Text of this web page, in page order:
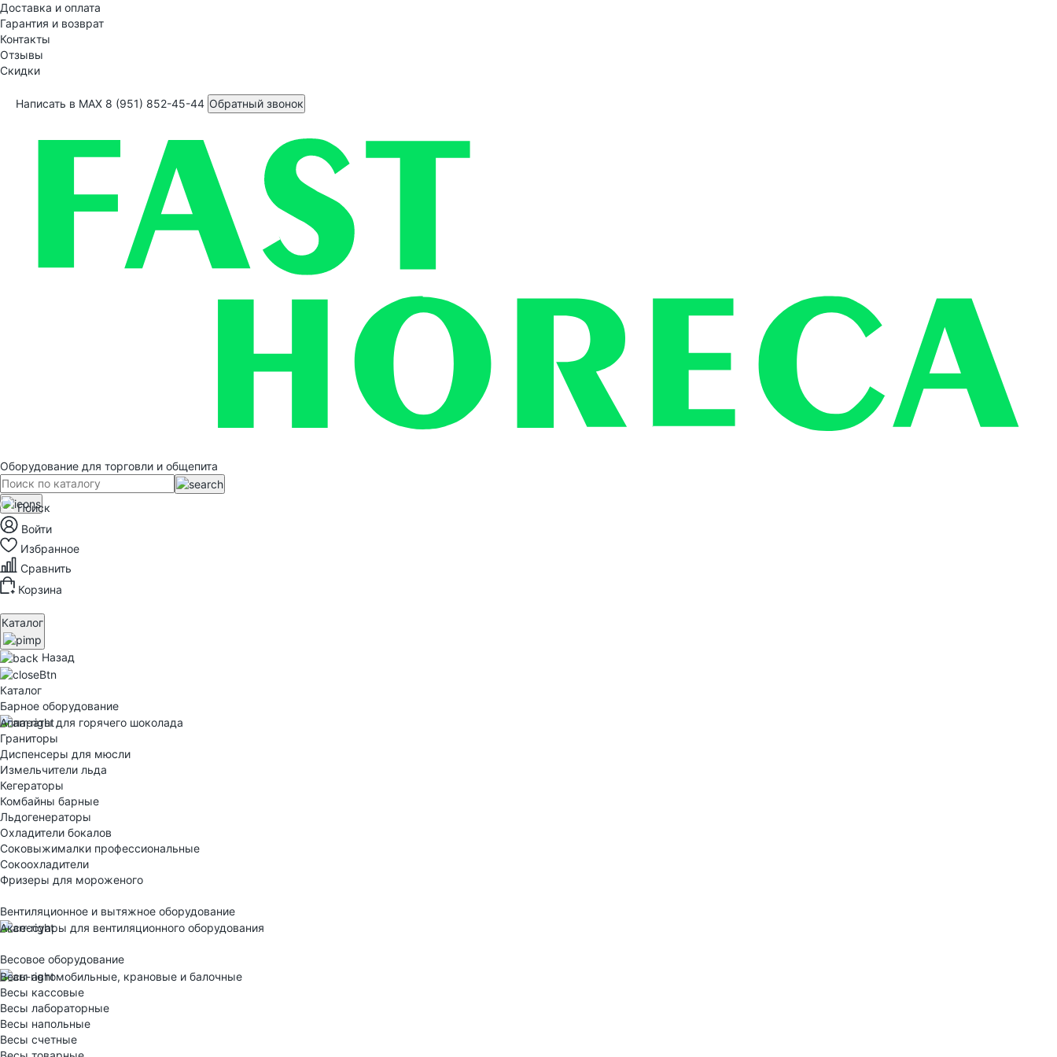
Доставка и оплата
Гарантия и возврат
Контакты
Отзывы
Скидки
Написать в MAX 8 (951) 852-45-44 Обратный звонок
Оборудование для торговли и общепита
Поиск
Войти
Избранное
Сравнить
Корзина
Каталог
Назад
Каталог
Барное оборудование
Аппараты для горячего шоколада
Граниторы
Диспенсеры для мюсли
Измельчители льда
Кегераторы
Комбайны барные
Льдогенераторы
Охладители бокалов
Соковыжималки профессиональные
Сокоохладители
Фризеры для мороженого
Вентиляционное и вытяжное оборудование
Аксессуары для вентиляционного оборудования
Весовое оборудование
Весы автомобильные, крановые и балочные
Весы кассовые
Весы лабораторные
Весы напольные
Весы счетные